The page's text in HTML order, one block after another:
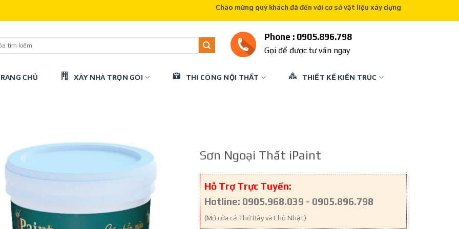
Chào mừng quý khách đã đến với cơ sở vật liệu xây dựng của chúng tôi
Phone : 0905.896.798
Gọi để được tư vấn ngay
CHỦ XÂY NHÀ TRỌN GÓI THI CÔNG NỘI THẤT THIẾT KẾ KIẾN TRÚC
Sơn Ngoại Thất iPaint
Hỗ Trợ Trực Tuyến:
Hotline: 0905.968.039 - 0905.896.798
(Mở cửa cả Thứ Bảy và Chủ Nhật)